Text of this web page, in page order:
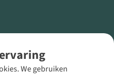
We gebruiken